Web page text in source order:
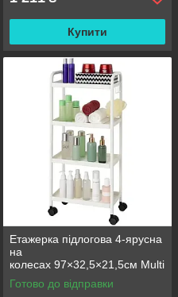
Купити
Етажерка підлогова 4-ярусна
на
колесах 97×32,5×21,5см Multi
fucntion Rack JC606
/ Підлогова вузька стелаж-
Готово до відправки